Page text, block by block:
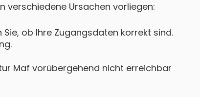
verschiedene Ursachen vorliegen:
ob Ihre Zugangsdaten korrekt sind.
Maf vorübergehend nicht erreichbar